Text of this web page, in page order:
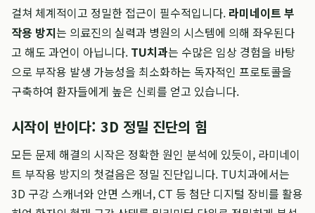
걸쳐 체계적이고 정밀한 접근이 필수적입니다. 라미네이트 부
작용 방지는 의료진의 실력과 병원의 시스템에 의해 좌우된다
고 해도 과언이 아닙니다. TU치과는 수많은 임상 경험을 바탕
으로 부작용 발생 가능성을 최소화하는 독자적인 프로토콜을
구축하여 환자들에게 높은 신뢰를 얻고 있습니다.
시작이 반이다: 3D 정밀 진단의 힘
모든 문제 해결의 시작은 정확한 원인 분석에 있듯이, 라미네이
트 부작용 방지의 첫걸음은 정밀 진단입니다. TU치과에서는
3D 구강 스캐너와 안면 스캐너, CT 등 첨단 디지털 장비를 활용